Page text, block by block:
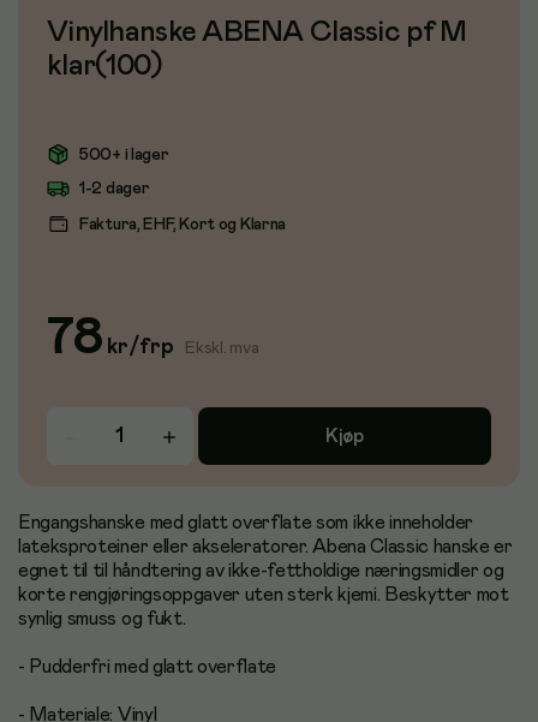
Vinylhanske ABENA Classic pf M
klar(100)
500+ i lager
1-2 dager
Faktura, EHF, Kort og Klarna
78 kr/frp Ekskl. mva
Kjøp
Engangshanske med glatt overflate som ikke inneholder
lateksproteiner eller akseleratorer. Abena Classic hanske er
egnet til til håndtering av ikke-fettholdige næringsmidler og
korte rengjøringsoppgaver uten sterk kjemi. Beskytter mot
synlig smuss og fukt.
- Pudderfri med glatt overflate
- Materiale: Vinyl